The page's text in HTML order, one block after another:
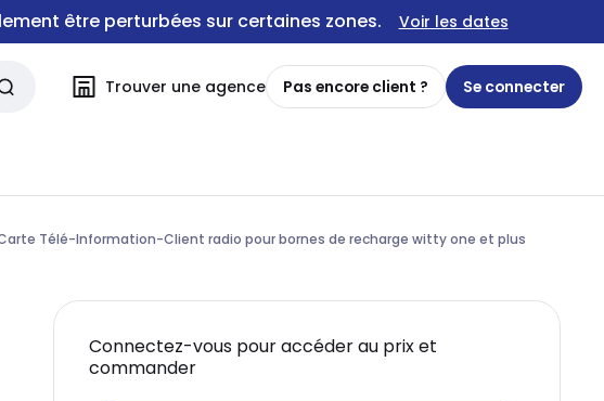
être perturbées sur certaines zones. Voir les dates
Trouver une agence Pas encore client ? Se connecter
Télé-Information-Client radio pour bornes de recharge witty one et plus
Connectez-vous pour accéder au prix et
commander